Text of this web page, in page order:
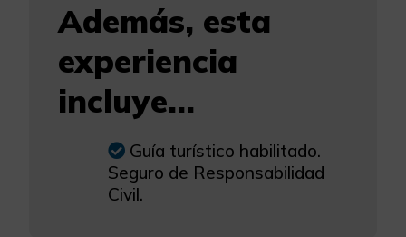
Además, esta
experiencia
incluye...
Guía turístico habilitado.
Seguro de Responsabilidad
Civil.